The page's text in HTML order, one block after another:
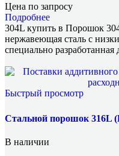
Цена по запросу
Подробнее
304L купить в Порошок
нержавеющая сталь с
специально
Быстрый просмотр
Стальной порошок 316L
В наличии